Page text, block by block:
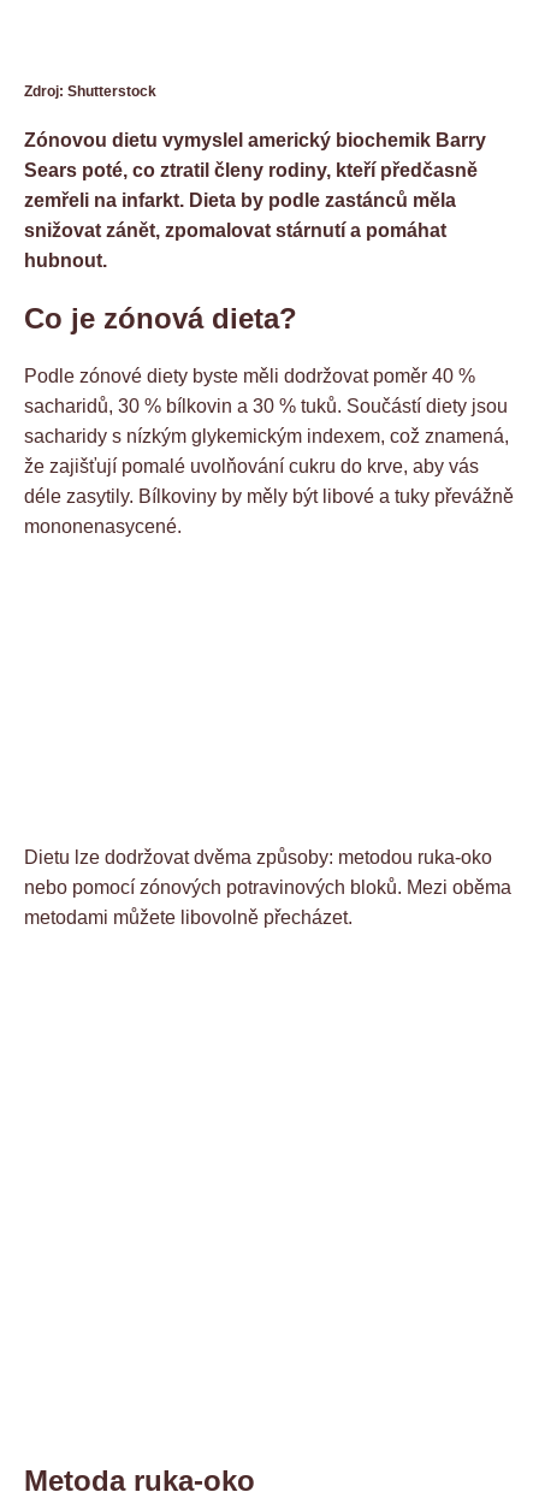
Zdroj: Shutterstock
Zónovou dietu vymyslel americký biochemik Barry
Sears poté, co ztratil členy rodiny, kteří předčasně
zemřeli na infarkt. Dieta by podle zastánců měla
snižovat zánět, zpomalovat stárnutí a pomáhat
hubnout.
Co je zónová dieta?
Podle zónové diety byste měli dodržovat poměr 40 %
sacharidů, 30 % bílkovin a 30 % tuků. Součástí diety jsou
sacharidy s nízkým glykemickým indexem, což znamená,
že zajišťují pomalé uvolňování cukru do krve, aby vás
déle zasytily. Bílkoviny by měly být libové a tuky převážně
mononenasycené.
Dietu lze dodržovat dvěma způsoby: metodou ruka-oko
nebo pomocí zónových potravinových bloků. Mezi oběma
metodami můžete libovolně přecházet.
Metoda ruka-oko